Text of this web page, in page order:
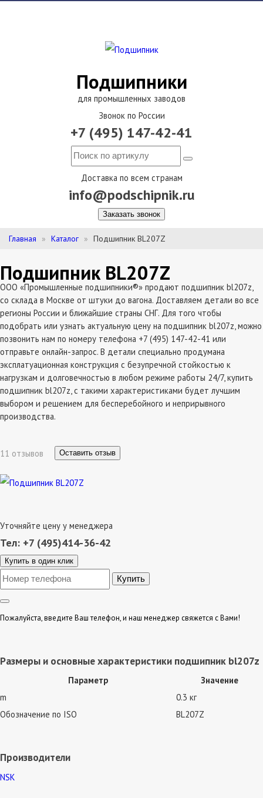
Подшипники
для промышленных заводов
Звонок по России
+7 (495) 147-42-41
Доставка по всем странам
info@podschipnik.ru
Заказать звонок
Главная Каталог Подшипник BL207Z
Подшипник BL207Z
ООО «Промышленные подшипники®» продают подшипник bl207z,
со склада в Москве от штуки до вагона. Доставляем детали во все
регионы России и ближайшие страны СНГ. Для того чтобы
подобрать или узнать актуальную цену на подшипник bl207z, можно
позвонить нам по номеру телефона +7 (495) 147-42-41 или
отправьте онлайн-запрос. В детали специально продумана
эксплатуационная конструкция с безупречной стойкостью к
нагрузкам и долговечностью в любом режиме работы 24/7, купить
подшипник bl207z, с такими характеристиками будет лучшим
выбором и решением для бесперебойного и неприрывного
производства.
11 отзывов Оставить отзыв
Уточняйте цену у менеджера
Тел: +7 (495)414-36-42
Купить в один клик
Пожалуйста, введите Ваш телефон, и наш менеджер свяжется с Вами!
Размеры и основные характеристики подшипник bl207z
Параметр
Значение
m
0.3 кг
Обозначение по ISO
BL207Z
Производители
NSK